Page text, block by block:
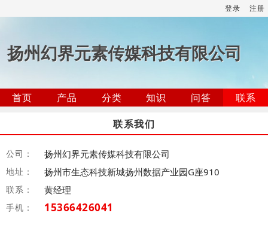
登录 注册
扬州幻界元素传媒科技有限公司
首页 产品 分类 知识 问答
联系
联系我们
公司： 扬州幻界元素传媒科技有限公司
地址： 扬州市生态科技新城扬州数据产业园G座910
联系： 黄经理
手机： 15366426041